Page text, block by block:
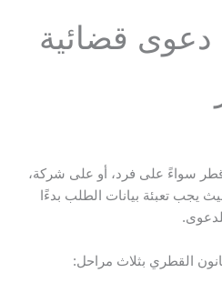
دعوى قضائية
سواءً على فرد، أو على شركة،
يجب تعبئة بيانات الطلب بدءًا
القطري بثلاث مراحل: